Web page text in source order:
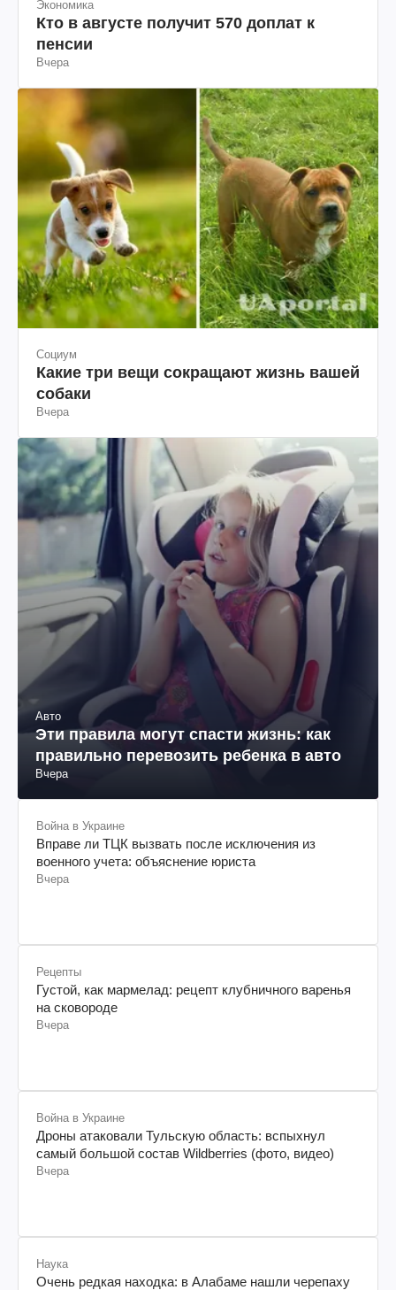
Экономика
Кто в августе получит 570 доплат к
пенсии
Вчера
Социум
Какие три вещи сокращают жизнь вашей
собаки
Вчера
Авто
Эти правила могут спасти жизнь: как
правильно перевозить ребенка в авто
Вчера
Война в Украине
Вправе ли ТЦК вызвать после исключения из
военного учета: объяснение юриста
Вчера
Рецепты
Густой, как мармелад: рецепт клубничного варенья
на сковороде
Вчера
Война в Украине
Дроны атаковали Тульскую область: вспыхнул
самый большой состав Wildberries (фото, видео)
Вчера
Наука
Очень редкая находка: в Алабаме нашли черепаху